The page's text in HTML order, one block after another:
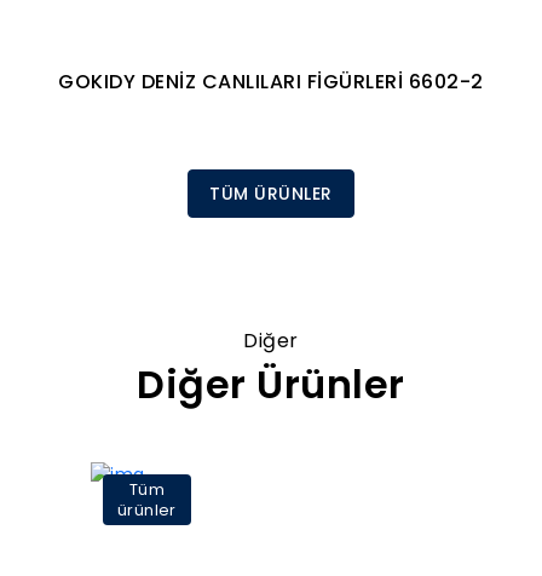
GOKIDY DENİZ CANLILARI FİGÜRLERİ 6602-2
TÜM ÜRÜNLER
Diğer
Diğer Ürünler
Tüm
ürünler